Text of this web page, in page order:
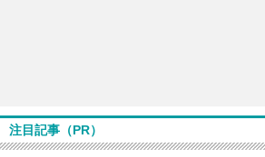
注目記事（PR）